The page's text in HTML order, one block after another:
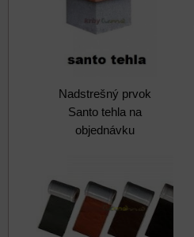
Nadstrešný prvok
Santo tehla na
objednávku